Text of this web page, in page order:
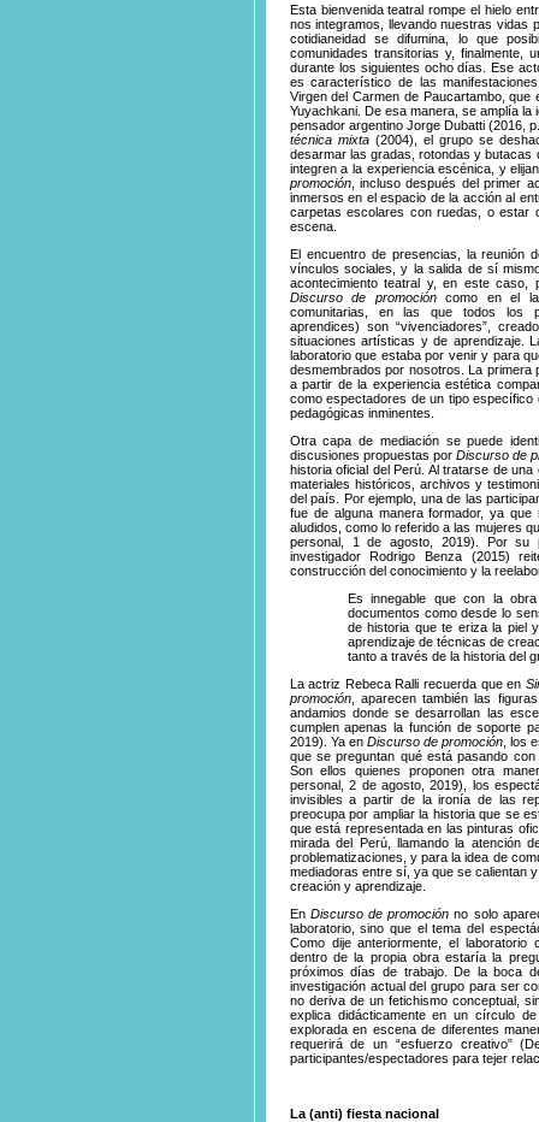
Esta bienvenida teatral rompe el hielo
nos integramos, llevando nuestras vidas
cotidianeidad se difumina, lo que
comunidades transitorias y, finalmente,
durante los siguientes ocho días. Ese
es característico de las
Virgen del Carmen de Paucartambo,
Yuyachkani. De esa manera, se amplía la
pensador argentino Jorge Dubatti (2016,
técnica mixta(2004), el grupo se
desarmar las gradas, rotondas y butacas
integren a la experiencia escénica, y
promoción, incluso después del primer
inmersos en el espacio de la acción al
carpetas escolares con ruedas, o estar
escena.
El encuentro de presencias, la
vínculos sociales, y la salida de sí
acontecimiento teatral y, en este caso,
Discurso de promocióncomo en el
comunitarias, en las que todos los
aprendices) son “vivenciadores”,
situaciones artísticas y de aprendizaje.
laboratorio que estaba por venir y para
desmembrados por nosotros. La
a partir de la experiencia estética
como espectadores de un tipo
pedagógicas inminentes.
Otra capa de mediación se puede
discusiones propuestas por Discurso de
historia oficial del Perú. Al tratarse de
materiales históricos, archivos y
del país. Por ejemplo, una de las
fue de alguna manera formador, ya
aludidos, como lo referido a las mujeres
personal, 1 de agosto, 2019). Por
investigador Rodrigo Benza (2015)
construcción del conocimiento y la
Es innegable que con la
documentos como desde lo
de historia que te eriza la piel
aprendizaje de técnicas de
tanto a través de la historia del
La actriz Rebeca Ralli recuerda que en
promoción, aparecen también las
andamios donde se desarrollan las
cumplen apenas la función de soporte
2019). Ya en Discurso de promoción, los
que se preguntan qué está pasando
Son ellos quienes proponen otra
personal, 2 de agosto, 2019), los
invisibles a partir de la ironía de las
preocupa por ampliar la historia que se
que está representada en las pinturas
mirada del Perú, llamando la atención
problematizaciones, y para la idea de
mediadoras entre sí, ya que se calientan
creación y aprendizaje.
En Discurso de promociónno solo
laboratorio, sino que el tema del
Como dije anteriormente, el laboratorio
dentro de la propia obra estaría la
próximos días de trabajo. De la boca
investigación actual del grupo para ser
no deriva de un fetichismo conceptual,
explica didácticamente en un círculo
explorada en escena de diferentes
requerirá de un “esfuerzo creativo”
participantes/espectadores para tejer
La (anti) fiesta nacional